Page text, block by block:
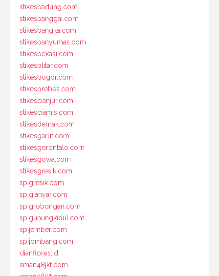
stikesbadung.com
stikesbanggai.com
stikesbangka.com
stikesbanyumas.com
stikesbekasi.com
stikesblitar.com
stikesbogor.com
stikesbrebes.com
stikescianjur.com
stikesciamis.com
stikesdemak.com
stikesgarut.com
stikesgorontalo.com
stikesgowa.com
stikesgresik.com
spigresik.com
spigianyar.com
spigrobongan.com
spigunungkidul.com
spijember.com
spijombang.com
dianflores.id
sman48jkt.com